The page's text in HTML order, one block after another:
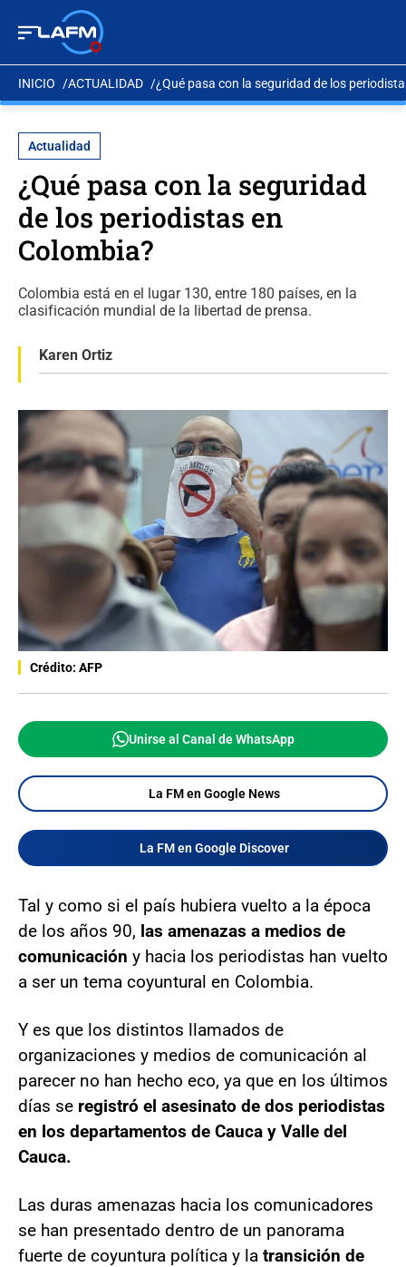
INICIO ACTUALIDAD ¿Qué pasa con la seguridad de los
Actualidad
¿Qué pasa con la seguridad
de los periodistas en
Colombia?
Colombia está en el lugar 130, entre 180 países, en la
clasificación mundial de la libertad de prensa.
Karen Ortiz
Crédito: AFP
Unirse al Canal de WhatsApp
La FM en Google News
La FM en Google Discover
Tal y como si el país hubiera vuelto a la época
de los años 90, las amenazas a medios de
comunicación y hacia los periodistas han vuelto
a ser un tema coyuntural en Colombia.
Y es que los distintos llamados de
organizaciones y medios de comunicación al
parecer no han hecho eco, ya que en los últimos
días se registró el asesinato de dos periodistas
en los departamentos de Cauca y Valle del
Cauca.
Las duras amenazas hacia los comunicadores
se han presentado dentro de un panorama
fuerte de coyuntura política y la transición de